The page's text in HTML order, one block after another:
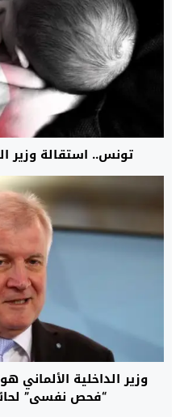
تونس.. استقالة وزير الصحة
وزير الداخلية الألماني
“فحص نفسي”